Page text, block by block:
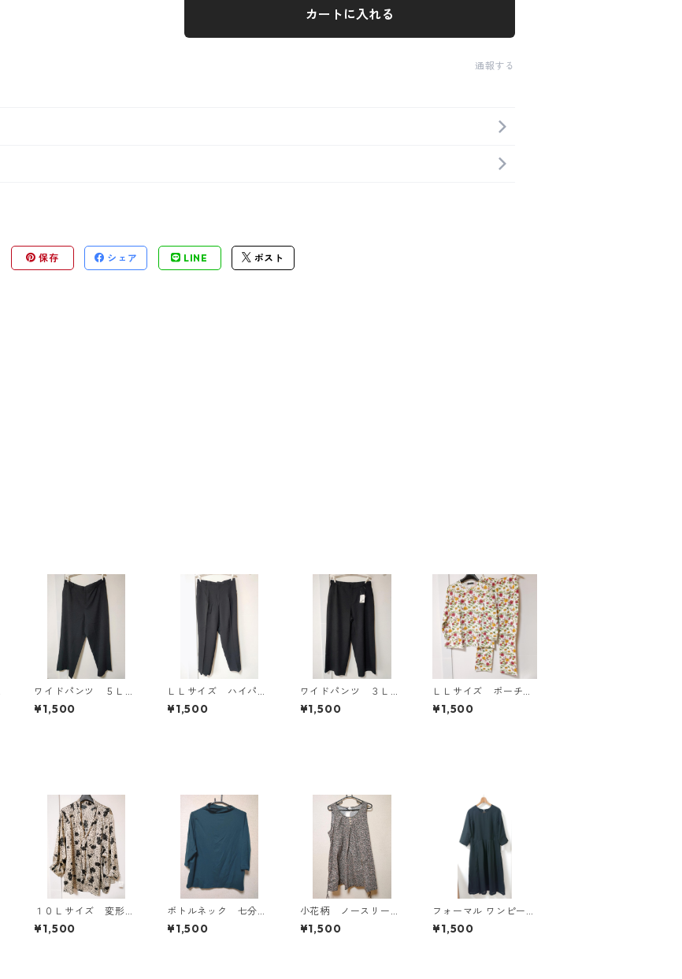
カートに入れる
通報する
保存 シェア LINE ポスト
ワイドパンツ ５Ｌ
ブラック KAE-4725
¥1,500
ＬＬサイズ ハイパー
ストレッチ センター
プレスパンツ ブラッ
¥1,500
ワイドパンツ ３Ｌ
ブラック KAE-4697
¥1,500
ＬＬサイズ ポーチ付
き 綿１００％ 花
柄 トラベルパジャ
¥1,500
１０Ｌサイズ 変形ド
ット 花柄 ボウタイ
ブラウス オフホワイ
¥1,500
ボトルネック 七分袖
カットソー ４Ｌ テ
ィールグリーン KAE
¥1,500
小花柄 ノースリーブ
ワンピース ４Ｌ ブ
ラック KAE-4819
¥1,500
フォーマル ワンピース
5L ブラック ◆KIY-13
00◆
¥1,500